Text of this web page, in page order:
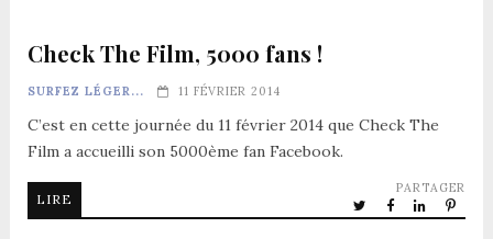
Check The Film, 5000 fans !
SURFEZ LÉGER... 11 FÉVRIER 2014
C’est en cette journée du 11 février 2014 que Check The
Film a accueilli son 5000ème fan Facebook.
LIRE
PARTAGER